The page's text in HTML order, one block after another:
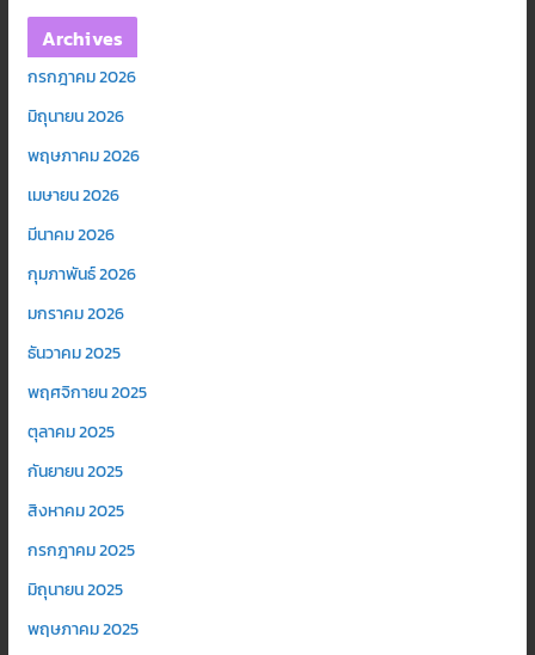
Archives
กรกฎาคม 2026
มิถุนายน 2026
พฤษภาคม 2026
เมษายน 2026
มีนาคม 2026
กุมภาพันธ์ 2026
มกราคม 2026
ธันวาคม 2025
พฤศจิกายน 2025
ตุลาคม 2025
กันยายน 2025
สิงหาคม 2025
กรกฎาคม 2025
มิถุนายน 2025
พฤษภาคม 2025